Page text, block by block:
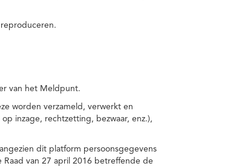
van het Meldpunt.
worden verzameld, verwerkt en
inzage, rechtzetting, bezwaar, enz.),
dit platform persoonsgegevens
van 27 april 2016 betreffende de